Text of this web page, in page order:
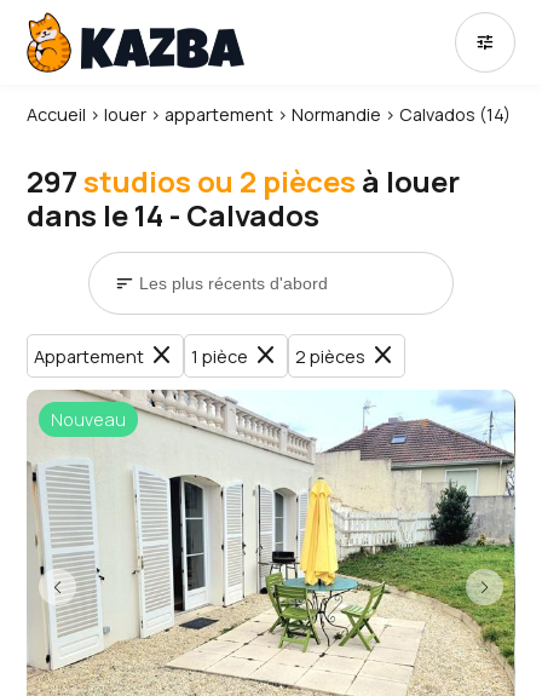
tune
Accueil ›louer › appartement ›Normandie ›Calvados (14)
297studios ou 2 pièces à louer
dans le 14 - Calvados
sort
Appartement close 1 pièce close 2 pièces close
Nouveau